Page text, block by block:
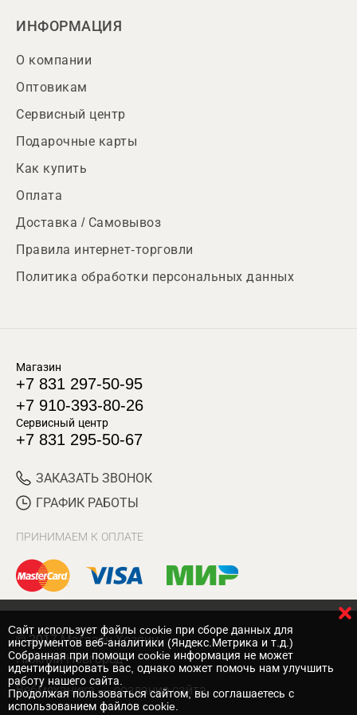
ИНФОРМАЦИЯ
О компании
Оптовикам
Сервисный центр
Подарочные карты
Как купить
Оплата
Доставка / Самовывоз
Правила интернет-торговли
Политика обработки персональных данных
Магазин
+7 831 297-50-95
+7 910-393-80-26
Сервисный центр
+7 831 295-50-67
ЗАКАЗАТЬ ЗВОНОК
ГРАФИК РАБОТЫ
ПРИНИМАЕМ К ОПЛАТЕ
© 2017 Магазин Хозяин
Нижний Новгород
Вебмеханика — создание сайта
Cайт использует файлы cookie при сборе данных для
инструментов веб-аналитики (Яндекс.Метрика и т.д.)
Собранная при помощи cookie информация не может
идентифицировать вас, однако может помочь нам улучшить
работу нашего сайта.
Продолжая пользоваться сайтом, вы соглашаетесь с
использованием файлов cookie.